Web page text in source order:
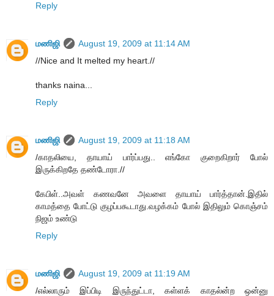
Reply
மணிஜி
August 19, 2009 at 11:14 AM
//Nice and It melted my heart.//
thanks naina...
Reply
மணிஜி
August 19, 2009 at 11:18 AM
/காதலியை, தாயாய் பார்ப்பது.. எங்கோ குறைகிறார் போல்
இருக்கிறதே தண்டோரா.//
கேபிள்..அவள் கணவனே அவளை தாயாய் பார்த்தான்.இதில்
காமத்தை போட்டு குழப்பகூடாது.வழக்கம் போல் இதிலும் கொஞ்சம்
நிஜம் உண்டு
Reply
மணிஜி
August 19, 2009 at 11:19 AM
/எல்லாரும் இப்பிடி இருந்துட்டா, கள்ளக் காதல்ன்ற ஒன்னு